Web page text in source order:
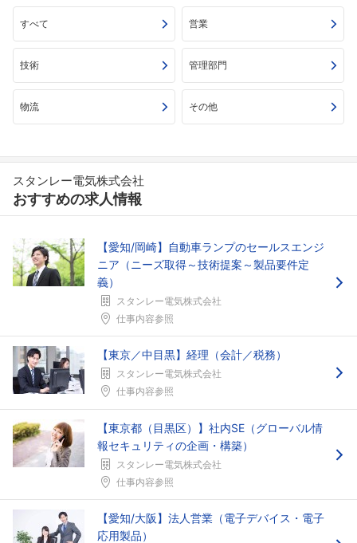
すべて 営業
技術 管理部門
物流 その他
スタンレー電気株式会社
おすすめの求人情報
【愛知/岡崎】自動車ランプのセールスエンジ
ニア（ニーズ取得～技術提案～製品要件定
義）
スタンレー電気株式会社
仕事内容参照
【東京／中目黒】経理（会計／税務）
スタンレー電気株式会社
仕事内容参照
【東京都（目黒区）】社内SE（グローバル情
報セキュリティの企画・構築）
スタンレー電気株式会社
仕事内容参照
【愛知/大阪】法人営業（電子デバイス・電子
応用製品）